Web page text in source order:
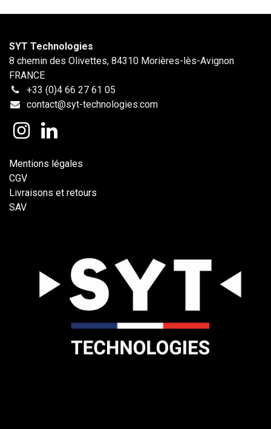
SYT Technologies
8 chemin des Olivettes, 84310 Morières-lès-Avignon
FRANCE
+33 (0)4 66 27 61 05
contact@syt-technologies.com
Mentions légales
CGV
Livraisons et retours
SAV